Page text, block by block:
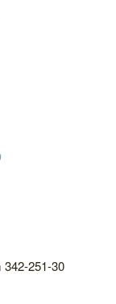
251-30